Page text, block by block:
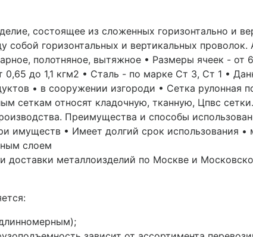
состоящее из сложенных горизонтально и
собой горизонтальных и вертикальных проволок.
полотняное, вытяжное • Размеры ячеек -
до 1,1 кгм2 • Сталь - по марке Ст 3, Ст 1 •
• в сооружении изгороди • Сетка рулонная
сеткам относят кладочную, тканную, Цпвс
Преимущества и способы
имуществ • Имеет долгий срок использования
слоем
доставки металлоизделий по Москве и